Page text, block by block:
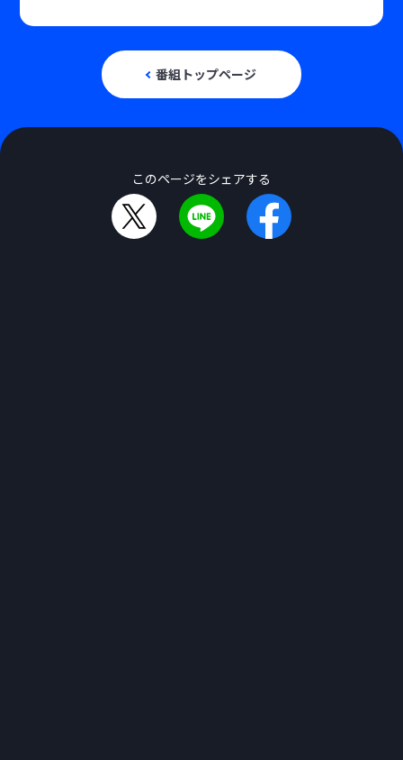
番組トップページ
このページをシェアする